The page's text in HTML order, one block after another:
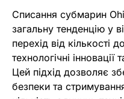
Списання субмарин
загальну тенденцію у
перехід від кількості
технологічні інновації
Цей підхід дозволяє
безпеки та